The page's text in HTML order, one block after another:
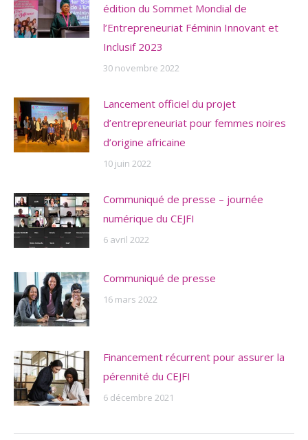
édition du Sommet Mondial de
l’Entrepreneuriat Féminin Innovant et
Inclusif 2023
30 novembre 2022
Lancement officiel du projet
d’entrepreneuriat pour femmes noires
d’origine africaine
10 juin 2022
Communiqué de presse – journée
numérique du CEJFI
6 avril 2022
Communiqué de presse
16 mars 2022
Financement récurrent pour assurer la
pérennité du CEJFI
6 décembre 2021